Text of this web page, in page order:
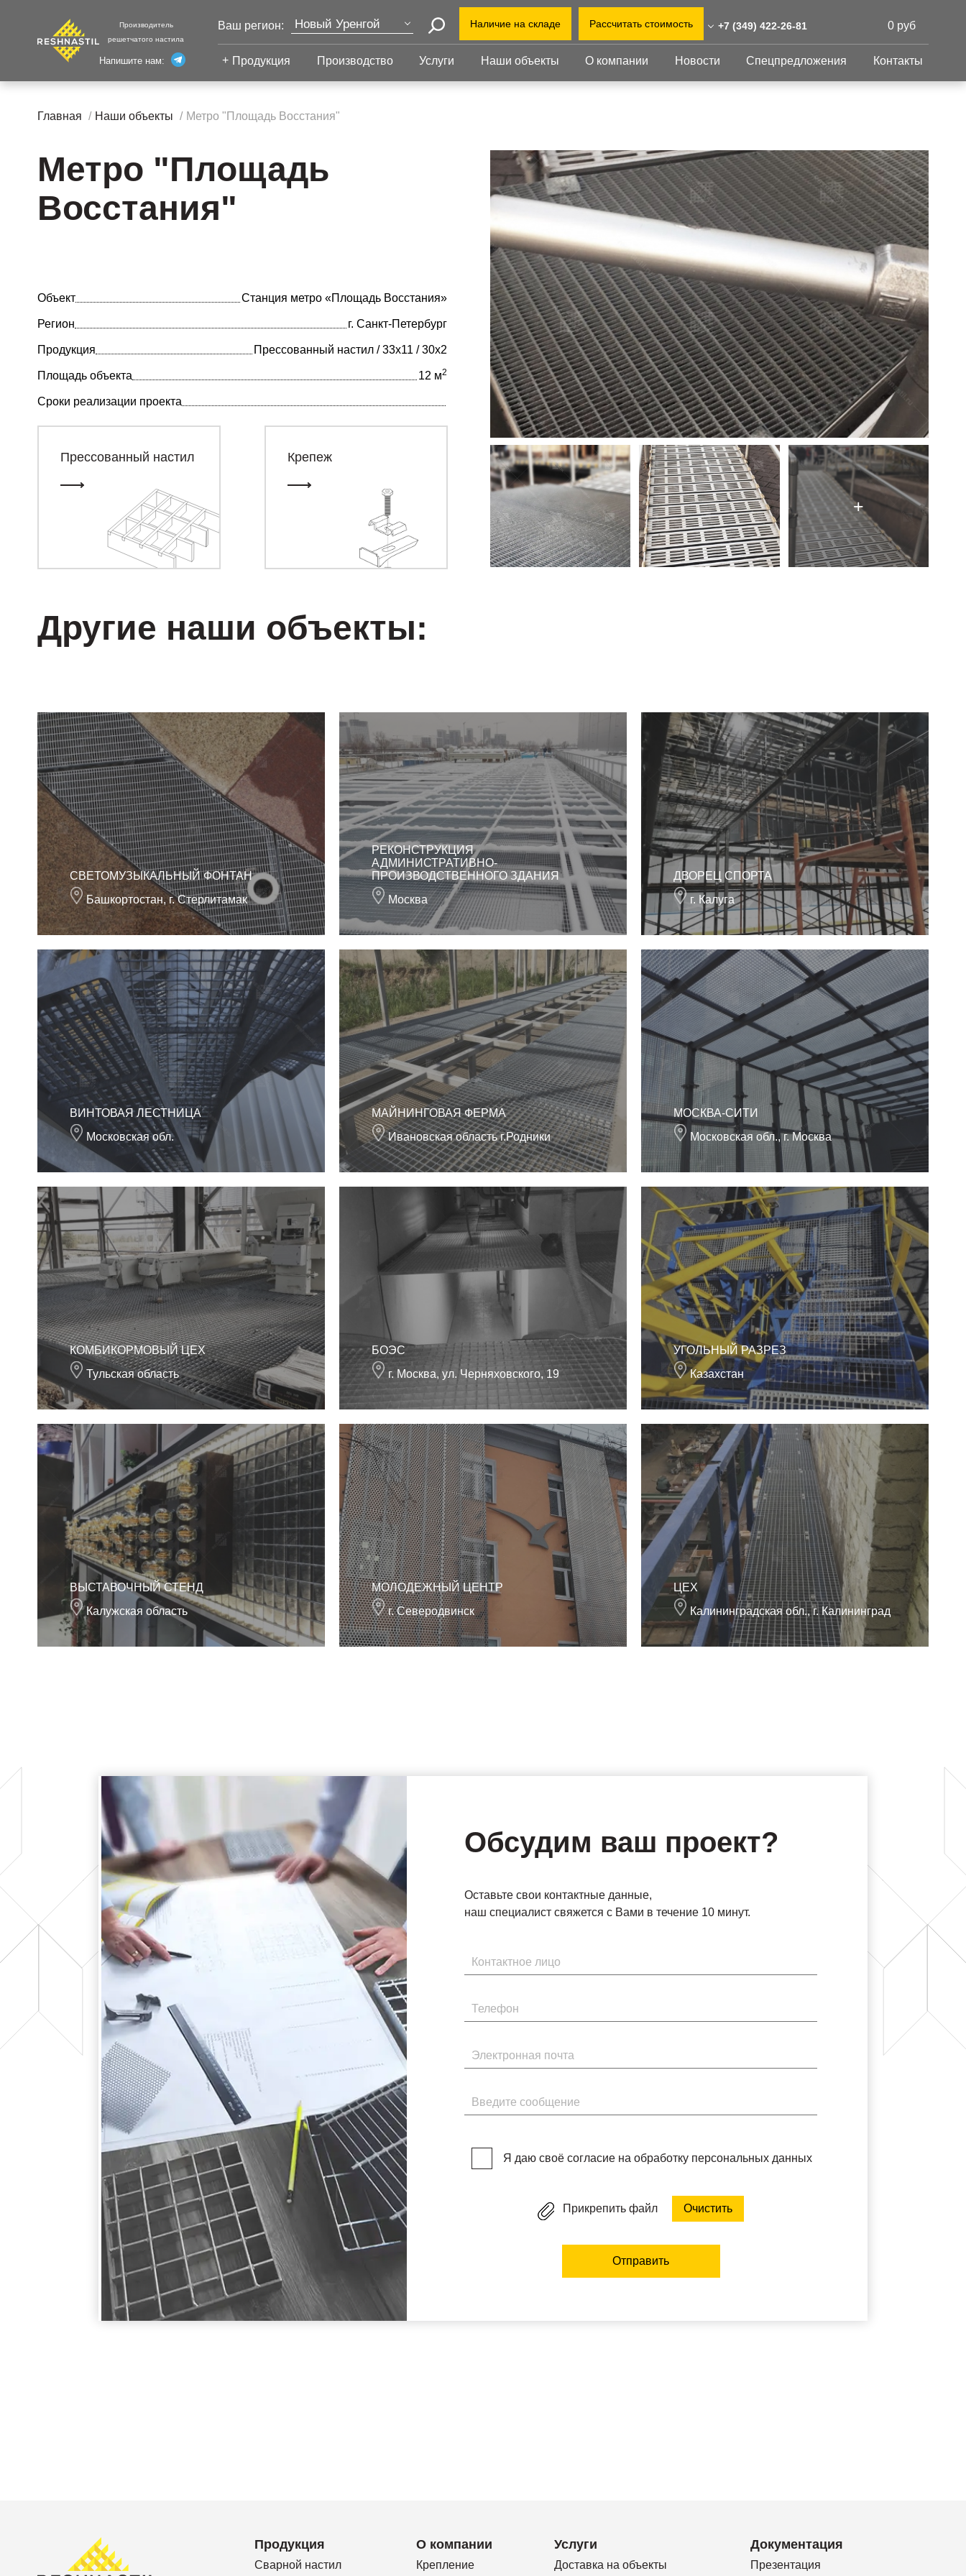
Производитель
решетчатого настила
Напишите нам:
Ваш регион: Новый Уренгой
Санкт-Петербург
Екатеринбург
Волгоград
Наличие на складе Рассчитать стоимость +7 (349) 422-26-81
+7 (349) 422-26-81
просп. Губкина, 14А
Завод и склад: Калужская
область, район Боровский,
Индустриальный парк "Ворсино",
1-й Восточный проезд
0 руб
Продукция
противоскольжением
Настил для стеллажей
Настил для морских
платформ
Прессованные
ступени
Сварные ступени
Ступени с
лист
Изделия из
перфорированных
листов
GFK настил
Просечно-
профилированный
настил
Металлоконструкция
Готовая продукция
Производство Услуги Наши объекты О компании Новости Спецпредложения Контакты
Главная Наши объекты Метро "Площадь Восстания"
Метро "Площадь
Восстания"
Объект Станция метро «Площадь Восстания»
Регион г. Санкт-Петербург
Продукция Прессованный настил / 33х11 / 30х2
Площадь объекта 12 м2
Сроки реализации проекта
Прессованный настил Крепеж
Другие наши объекты:
СВЕТОМУЗЫКАЛЬНЫЙ ФОНТАН
Башкортостан, г. Стерлитамак
РЕКОНСТРУКЦИЯ
АДМИНИСТРАТИВНО-
ПРОИЗВОДСТВЕННОГО ЗДАНИЯ
Москва
ДВОРЕЦ СПОРТА
г. Калуга
ВИНТОВАЯ ЛЕСТНИЦА
Московская обл.
МАЙНИНГОВАЯ ФЕРМА
Ивановская область г.Родники
МОСКВА-СИТИ
Московская обл., г. Москва
КОМБИКОРМОВЫЙ ЦЕХ
Тульская область
БОЭС
г. Москва, ул. Черняховского, 19
УГОЛЬНЫЙ РАЗРЕЗ
Казахстан
ВЫСТАВОЧНЫЙ СТЕНД
Калужская область
МОЛОДЕЖНЫЙ ЦЕНТР
г. Северодвинск
ЦЕХ
Калининградская обл., г. Калининград
Обсудим ваш проект?
Оставьте свои контактные данные,
наш специалист свяжется с Вами в течение 10 минут.
Имя
Телефон
Электронная почта
Введите сообщение
Я даю своё согласие на обработку персональных данных
Прикрепить файл Очистить
Отправить
Продукция
Сварной настил
О компании
Крепление
Услуги
Доставка на объекты
Документация
Презентация